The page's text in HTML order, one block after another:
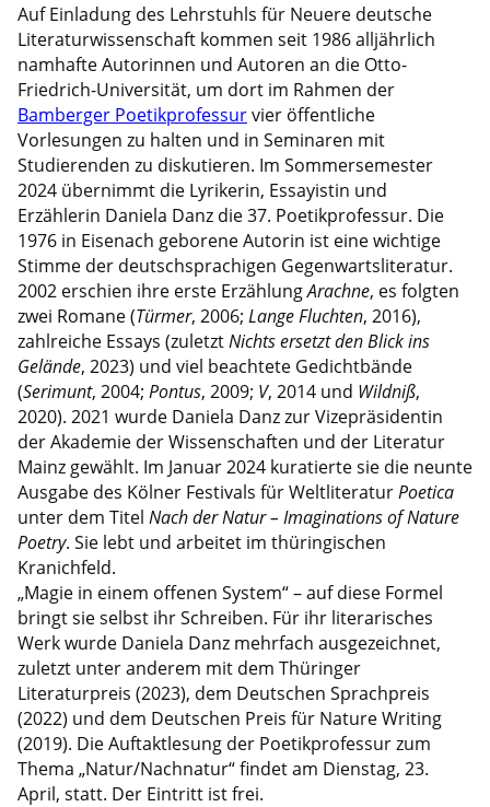
Auf Einladung des Lehrstuhls für Neuere deutsche
Literaturwissenschaft kommen seit 1986 alljährlich
namhafte Autorinnen und Autoren an die Otto-
Friedrich-Universität, um dort im Rahmen der
Bamberger Poetikprofessurvier öffentliche
Vorlesungen zu halten und in Seminaren mit
Studierenden zu diskutieren. Im Sommersemester
2024 übernimmt die Lyrikerin, Essayistin und
Erzählerin Daniela Danz die 37. Poetikprofessur. Die
1976 in Eisenach geborene Autorin ist eine wichtige
Stimme der deutschsprachigen Gegenwartsliteratur.
2002 erschien ihre erste ErzählungArachne, es folgten
zwei Romane (Türmer, 2006; Lange Fluchten, 2016),
zahlreiche Essays (zuletztNichts ersetzt den Blick ins
Gelände, 2023) und viel beachtete Gedichtbände
(Serimunt, 2004; Pontus, 2009; V, 2014 und Wildniß,
2020). 2021 wurde Daniela Danz zur Vizepräsidentin
der Akademie der Wissenschaften und der Literatur
Mainz gewählt. Im Januar 2024 kuratierte sie die neunte
Ausgabe des Kölner Festivals für WeltliteraturPoetica
unter dem Titel Nach der Natur – Imaginations of Nature
Poetry. Sie lebt und arbeitet im thüringischen
Kranichfeld.
„Magie in einem offenen System“ – auf diese Formel
bringt sie selbst ihr Schreiben. Für ihr literarisches
Werk wurde Daniela Danz mehrfach ausgezeichnet,
zuletzt unter anderem mit dem Thüringer
Literaturpreis (2023), dem Deutschen Sprachpreis
(2022) und dem Deutschen Preis für Nature Writing
(2019). Die Auftaktlesung der Poetikprofessur zum
Thema „Natur/Nachnatur“ findet am Dienstag, 23.
April, statt. Der Eintritt ist frei.